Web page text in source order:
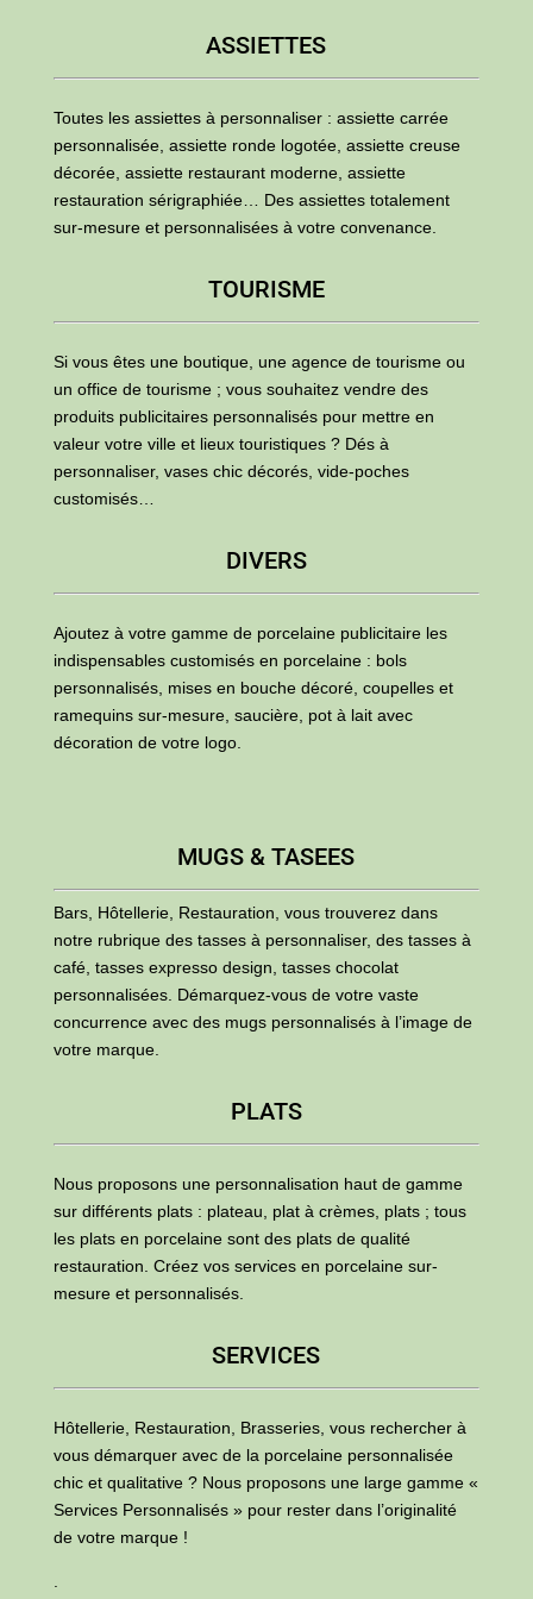
ASSIETTES
Toutes les assiettes à personnaliser : assiette carrée
personnalisée, assiette ronde logotée, assiette creuse
décorée, assiette restaurant moderne, assiette
restauration sérigraphiée… Des assiettes totalement
sur-mesure et personnalisées à votre convenance.
TOURISME
Si vous êtes une boutique, une agence de tourisme ou
un office de tourisme ; vous souhaitez vendre des
produits publicitaires personnalisés pour mettre en
valeur votre ville et lieux touristiques ? Dés à
personnaliser, vases chic décorés, vide-poches
customisés…
DIVERS
Ajoutez à votre gamme de porcelaine publicitaire les
indispensables customisés en porcelaine : bols
personnalisés, mises en bouche décoré, coupelles et
ramequins sur-mesure, saucière, pot à lait avec
décoration de votre logo.
MUGS & TASEES
Bars, Hôtellerie, Restauration, vous trouverez dans
notre rubrique des tasses à personnaliser, des tasses à
café, tasses expresso design, tasses chocolat
personnalisées. Démarquez-vous de votre vaste
concurrence avec des mugs personnalisés à l’image de
votre marque.
PLATS
Nous proposons une personnalisation haut de gamme
sur différents plats : plateau, plat à crèmes, plats ; tous
les plats en porcelaine sont des plats de qualité
restauration. Créez vos services en porcelaine sur-
mesure et personnalisés.
SERVICES
Hôtellerie, Restauration, Brasseries, vous rechercher à
vous démarquer avec de la porcelaine personnalisée
chic et qualitative ? Nous proposons une large gamme «
Services Personnalisés » pour rester dans l’originalité
de votre marque !
.